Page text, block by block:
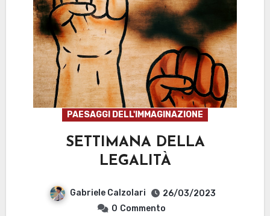
PAESAGGI DELL'IMMAGINAZIONE
SETTIMANA DELLA
LEGALITÀ
Gabriele Calzolari
26/03/2023
0 Commento